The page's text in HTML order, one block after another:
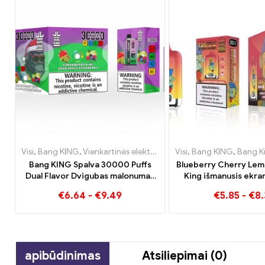
Visi, Bang KING,Vienkartinės elektroninės cigaretės Lietuva ,
Bang KING Spalva 30000 Puffs
Dual Flavor Dvigubas malonumas
obuolių avietėmis
€6.64 - €9.49
Visi, Bang KING, Bang King
Blueberry Cherry
King išmanusis
elektroninės
€5.85 - €
apibūdinimas Atsiliepimai (0)